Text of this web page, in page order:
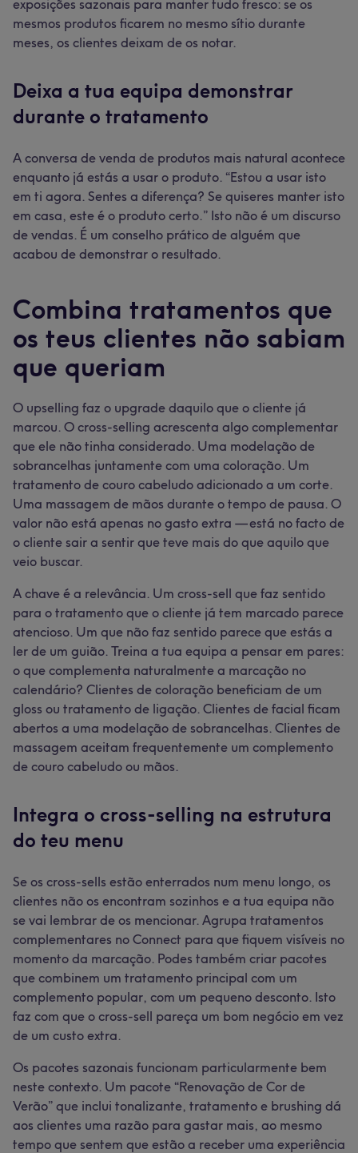
exposições sazonais para manter tudo fresco: se os
mesmos produtos ficarem no mesmo sítio durante
meses, os clientes deixam de os notar.
Deixa a tua equipa demonstrar
durante o tratamento
A conversa de venda de produtos mais natural acontece
enquanto já estás a usar o produto. “Estou a usar isto
em ti agora. Sentes a diferença? Se quiseres manter isto
em casa, este é o produto certo.” Isto não é um discurso
de vendas. É um conselho prático de alguém que
acabou de demonstrar o resultado.
Combina tratamentos que
os teus clientes não sabiam
que queriam
O upselling faz o upgrade daquilo que o cliente já
marcou. O cross-selling acrescenta algo complementar
que ele não tinha considerado. Uma modelação de
sobrancelhas juntamente com uma coloração. Um
tratamento de couro cabeludo adicionado a um corte.
Uma massagem de mãos durante o tempo de pausa. O
valor não está apenas no gasto extra — está no facto de
o cliente sair a sentir que teve mais do que aquilo que
veio buscar.
A chave é a relevância. Um cross-sell que faz sentido
para o tratamento que o cliente já tem marcado parece
atencioso. Um que não faz sentido parece que estás a
ler de um guião. Treina a tua equipa a pensar em pares:
o que complementa naturalmente a marcação no
calendário? Clientes de coloração beneficiam de um
gloss ou tratamento de ligação. Clientes de facial ficam
abertos a uma modelação de sobrancelhas. Clientes de
massagem aceitam frequentemente um complemento
de couro cabeludo ou mãos.
Integra o cross-selling na estrutura
do teu menu
Se os cross-sells estão enterrados num menu longo, os
clientes não os encontram sozinhos e a tua equipa não
se vai lembrar de os mencionar. Agrupa tratamentos
complementares no Connect para que fiquem visíveis no
momento da marcação. Podes também criar pacotes
que combinem um tratamento principal com um
complemento popular, com um pequeno desconto. Isto
faz com que o cross-sell pareça um bom negócio em vez
de um custo extra.
Os pacotes sazonais funcionam particularmente bem
neste contexto. Um pacote “Renovação de Cor de
Verão” que inclui tonalizante, tratamento e brushing dá
aos clientes uma razão para gastar mais, ao mesmo
tempo que sentem que estão a receber uma experiência